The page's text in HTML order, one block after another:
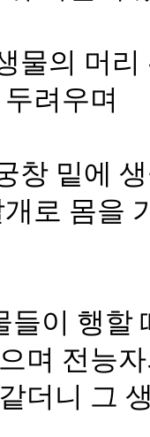
물의 머
려우며
창 밑에
로 몸을
들이 행할
며 전능
더니 그